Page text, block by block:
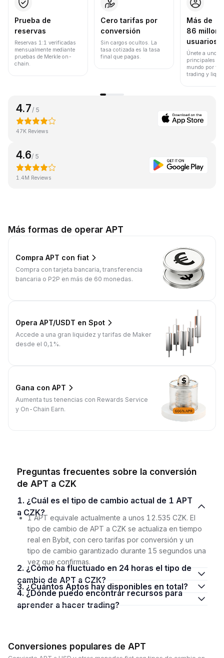
Prueba de
reservas
Reservas 1:1 verificadas
mensualmente mediante
pruebas de Merkle on-
chain.
Cero tarifas por
conversión
Sin cargos ocultos. La
tasa cotizada es la tasa
final que pagas.
Más de
86
usuarios
Únete a uno
principales
mundo por
trading y
4.7 / 5
47K Reviews
4.6/ 5
1.4M Reviews
Más formas de operar APT
Compra APT con fiat
Compra con tarjeta bancaria, transferencia
bancaria o P2P en más de 60 monedas.
Opera APT/USDT en Spot
Accede a una gran liquidez y tarifas de Maker
desde el 0,1%.
Gana con APT
Aumenta tus tenencias con Rewards Service
y On-Chain Earn.
Preguntas frecuentes sobre la conversión
de APT a CZK
1. ¿Cuál es el tipo de cambio actual de 1 APT
a CZK?
1 APT equivale actualmente a unos 12.535 CZK. El
tipo de cambio de APT a CZK se actualiza en tiempo
real en Bybit, con cero tarifas por conversión y un
tipo de cambio garantizado durante 15 segundos una
vez que confirmas.
2. ¿Cómo ha fluctuado en 24 horas el tipo de
cambio de APT a CZK?
3. ¿Cuántos Aptos hay disponibles en total?
4. ¿Dónde puedo encontrar recursos para
aprender a hacer trading?
Conversiones populares de APT